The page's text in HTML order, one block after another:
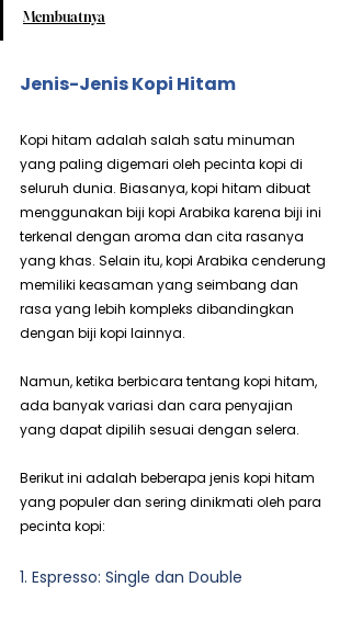
Membuatnya
Jenis-Jenis Kopi Hitam
Kopi hitam adalah salah satu minuman
yang paling digemari oleh pecinta kopi di
seluruh dunia. Biasanya, kopi hitam dibuat
menggunakan biji kopi Arabika karena biji ini
terkenal dengan aroma dan cita rasanya
yang khas. Selain itu, kopi Arabika cenderung
memiliki keasaman yang seimbang dan
rasa yang lebih kompleks dibandingkan
dengan biji kopi lainnya.
Namun, ketika berbicara tentang kopi hitam,
ada banyak variasi dan cara penyajian
yang dapat dipilih sesuai dengan selera.
Berikut ini adalah beberapa jenis kopi hitam
yang populer dan sering dinikmati oleh para
pecinta kopi:
1. Espresso: Single dan Double